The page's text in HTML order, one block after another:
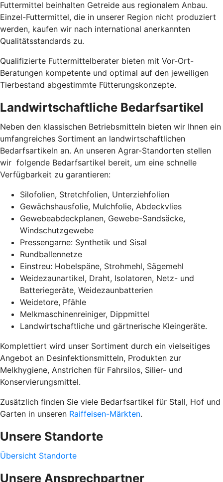
Futtermittel beinhalten Getreide aus regionalem Anbau.
Einzel-Futtermittel, die in unserer Region nicht produziert
werden, kaufen wir nach international anerkannten
Qualitätsstandards zu.
Qualifizierte Futtermittelberater bieten mit Vor-Ort-
Beratungen kompetente und optimal auf den jeweiligen
Tierbestand abgestimmte Fütterungskonzepte.
Landwirtschaftliche Bedarfsartikel
Neben den klassischen Betriebsmitteln bieten wir Ihnen ein
umfangreiches Sortiment an landwirtschaftlichen
Bedarfsartikeln an. An unseren Agrar-Standorten stellen
wir folgende Bedarfsartikel bereit, um eine schnelle
Verfügbarkeit zu garantieren:
Silofolien, Stretchfolien, Unterziehfolien
Gewächshausfolie, Mulchfolie, Abdeckvlies
Gewebeabdeckplanen, Gewebe-Sandsäcke,
Windschutzgewebe
Pressengarne: Synthetik und Sisal
Rundballennetze
Einstreu: Hobelspäne, Strohmehl, Sägemehl
Weidezaunartikel, Draht, Isolatoren, Netz- und
Batteriegeräte, Weidezaunbatterien
Weidetore, Pfähle
Melkmaschinenreiniger, Dippmittel
Landwirtschaftliche und gärtnerische Kleingeräte.
Komplettiert wird unser Sortiment durch ein vielseitiges
Angebot an Desinfektionsmitteln, Produkten zur
Melkhygiene, Anstrichen für Fahrsilos, Silier- und
Konservierungsmittel.
Zusätzlich finden Sie viele Bedarfsartikel für Stall, Hof und
Garten in unseren Raiffeisen-Märkten.
Unsere Standorte
Übersicht Standorte
Unsere Ansprechpartner